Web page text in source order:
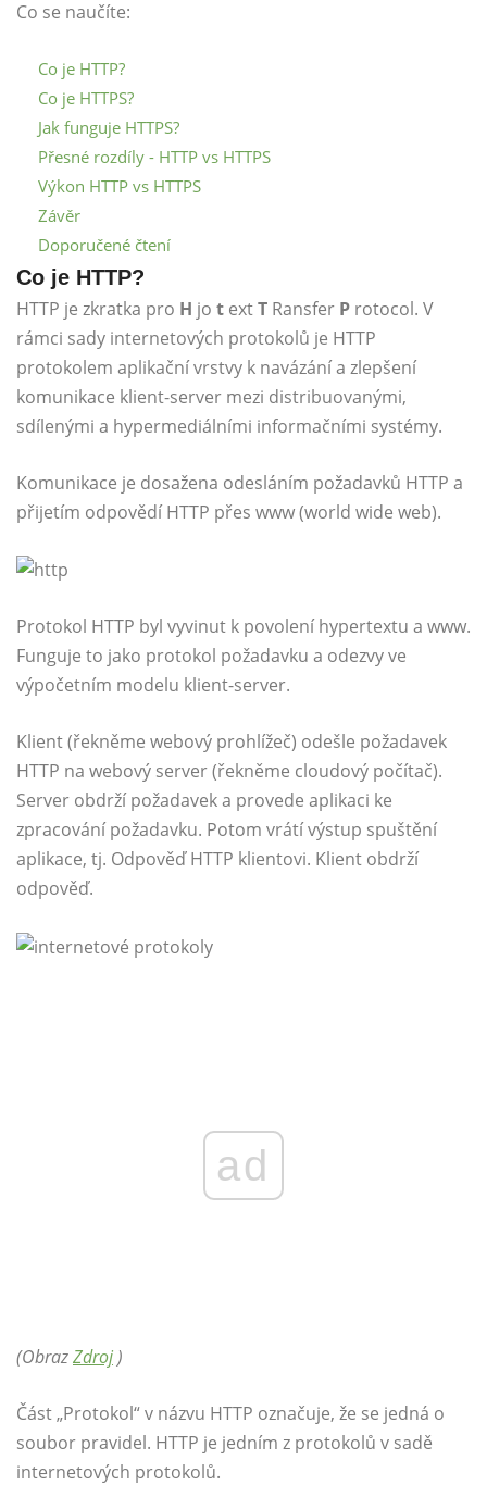
Co se naučíte:
Co je HTTP?
Co je HTTPS?
Jak funguje HTTPS?
Přesné rozdíly - HTTP vs HTTPS
Výkon HTTP vs HTTPS
Závěr
Doporučené čtení
Co je HTTP?
HTTP je zkratka pro H jo t extT Ransfer P rotocol. V
rámci sady internetových protokolů je HTTP
protokolem aplikační vrstvy k navázání a zlepšení
komunikace klient-server mezi distribuovanými,
sdílenými a hypermediálními informačními systémy.
Komunikace je dosažena odesláním požadavků HTTP a
přijetím odpovědí HTTP přes www (world wide web).
Protokol HTTP byl vyvinut k povolení hypertextu a www.
Funguje to jako protokol požadavku a odezvy ve
výpočetním modelu klient-server.
Klient (řekněme webový prohlížeč) odešle požadavek
HTTP na webový server (řekněme cloudový počítač).
Server obdrží požadavek a provede aplikaci ke
zpracování požadavku. Potom vrátí výstup spuštění
aplikace, tj. Odpověď HTTP klientovi. Klient obdrží
odpověď.
ad
(ObrazZdroj)
Část „Protokol“ v názvu HTTP označuje, že se jedná o
soubor pravidel. HTTP je jedním z protokolů v sadě
internetových protokolů.